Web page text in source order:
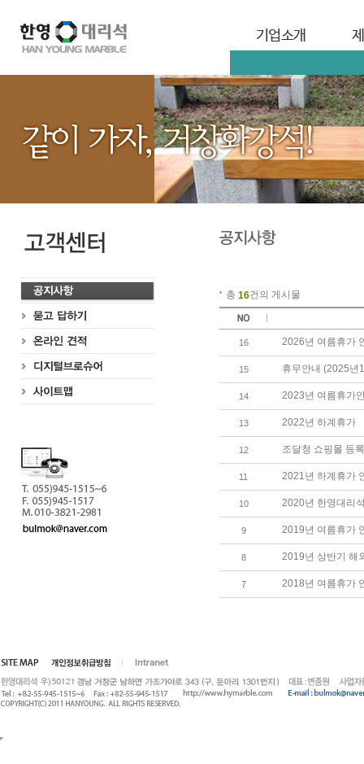
기업소개
총 16건의 게시물
16 2026년 여름휴가
15 휴무안내 (2025년
14 2023년 여름휴가
13 2022년 하계휴가
12 조달청 쇼핑몰 등
11 2021년 하계휴가
10 2020년 한영대리
9 2019년 여름휴가
8 2019년 상반기 해
7 2018년 여름휴가